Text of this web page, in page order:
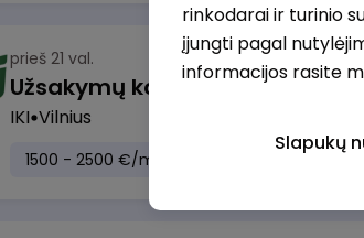
prieš 21 val.
IKI Vilnius
1500 - 2500 €/mėn. Prieš mokesčius
rinkodarai ir turinio
įjungti pagal
informacijos rasite
Slapukų